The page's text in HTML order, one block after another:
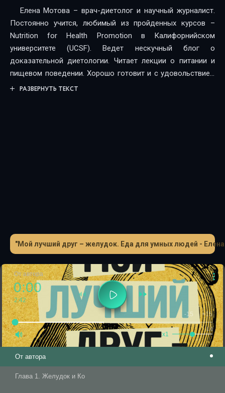
Елена Мотова – врач-диетолог и научный журналист.
Постоянно учится, любимый из пройденных курсов –
Nutrition for Health Promotion в Калифорнийском
университете (UCSF). Ведет нескучный блог о
доказательной диетологии. Читает лекции о питании и
пищевом поведении. Хорошо готовит и с удовольствием
ест.Как работают желудок, печень и кишечник?
РАЗВЕРНУТЬ ТЕКСТ
"Мой лучший друг – желудок. Еда для умных людей -
От автора
0:00
2:42
1.0
x1
-15 +15
От автора
Глава 1. Желудок и Ко